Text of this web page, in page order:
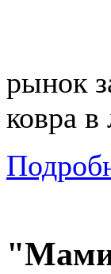
рынок
ковра